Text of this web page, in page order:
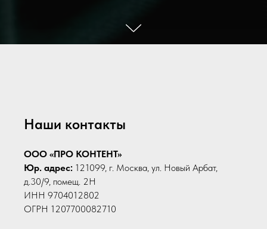
Наши контакты
ООО «ПРО КОНТЕНТ»
Юр. адрес: 121099, г. Москва, ул. Новый Арбат,
д.30/9, помещ. 2Н
ИНН 9704012802
ОГРН 1207700082710